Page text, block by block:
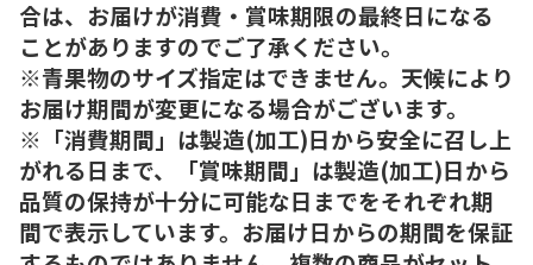
合は、お届けが消費・賞味期限の最終日になる
ことがありますのでご了承ください。
※青果物のサイズ指定はできません。天候により
お届け期間が変更になる場合がございます。
※「消費期間」は製造(加工)日から安全に召し上
がれる日まで、「賞味期間」は製造(加工)日から
品質の保持が十分に可能な日までをそれぞれ期
間で表示しています。お届け日からの期間を保証